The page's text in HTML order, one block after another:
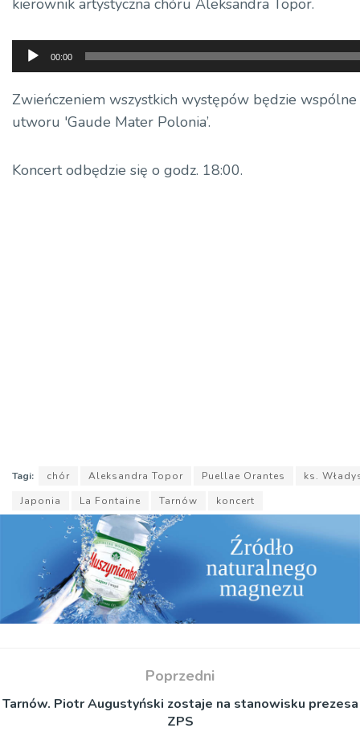
kierownik artystyczna chóru Aleksandra Topor.
Odtwarzacz
plików
dźwiękowych
00:00
Zwieńczeniem wszystkich występów będzie
utworu 'Gaude Mater Polonia’.
Koncert odbędzie się o godz. 18:00.
Tagi: chór Aleksandra Topor Puellae Orantes
ks.
Japonia
La Fontaine Tarnów koncert
Poprzedni
Tarnów. Piotr Augustyński zostaje na stanowisku prezesa
ZPS